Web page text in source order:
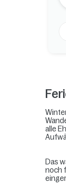
alle
Das
noch